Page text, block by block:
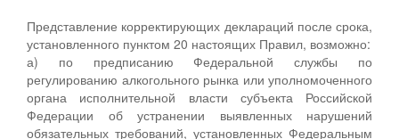
Представление корректирующих деклараций после срока,
установленного пунктом 20 настоящих Правил, возможно:
а) по предписанию Федеральной службы по
регулированию алкогольного рынка или уполномоченного
органа исполнительной власти субъекта Российской
Федерации об устранении выявленных нарушений
обязательных требований, установленных Федеральным